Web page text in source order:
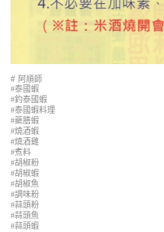
# 阿順師
#泰國蝦
#釣泰國蝦
#泰國蝦料理
#藥膳蝦
#燒酒蝦
#燒酒雞
#煮料
#胡椒粉
#胡椒蝦
#胡椒魚
#調味粉
#蒜頭粉
#蒜頭魚
#蒜頭蝦